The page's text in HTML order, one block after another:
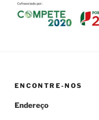
ENCONTRE-NOS
Endereço